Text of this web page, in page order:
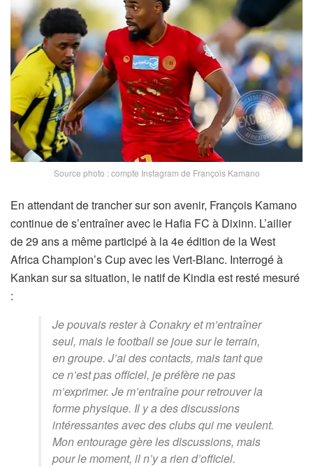
Source photo : compte Instagram de François Kamano
En attendant de trancher sur son avenir, François Kamano
continue de s’entraîner avec le Hafia FC à Dixinn. L’ailier
de 29 ans a même participé à la 4e édition de la West
Africa Champion’s Cup avec les Vert-Blanc. Interrogé à
Kankan sur sa situation, le natif de Kindia est resté mesuré
:
Je pouvais rester à Conakry et m’entraîner
seul, mais le football se joue sur le terrain,
en groupe. J’ai des contacts, mais tant que
ce n’est pas officiel, je préfère ne pas
m’exprimer. Je m’entraîne pour retrouver la
forme physique. Il y a des discussions
intéressantes avec des clubs qui me veulent.
Mon entourage gère les discussions, mais
pour le moment, il n’y a rien d’officiel.